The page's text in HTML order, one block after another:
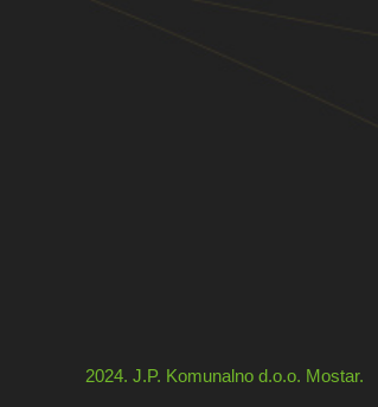
2024. J.P. Komunalno d.o.o. Mostar.